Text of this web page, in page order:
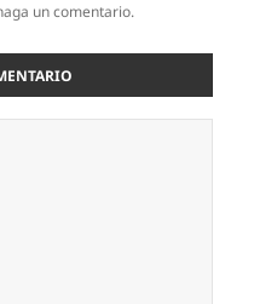
un comentario.